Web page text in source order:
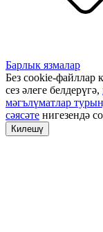
Барлык язмалар
Без cookie-файллар
сез әлеге белдерүгә,
мәгълүматлар
сәясәте нигезендә
Килешү